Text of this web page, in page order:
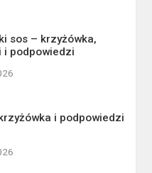
sos – krzyżówka,
i podpowiedzi
i podpowiedzi